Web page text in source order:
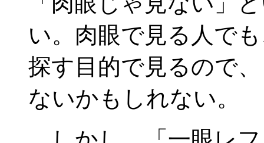
い。肉眼で見る人で
探す目的で見るので
ないかもしれない。